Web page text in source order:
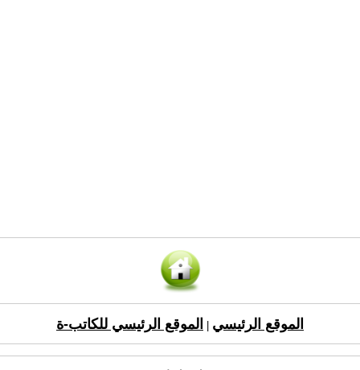
الموقع الرئيسي الموقع الرئيسي للكاتب-ة